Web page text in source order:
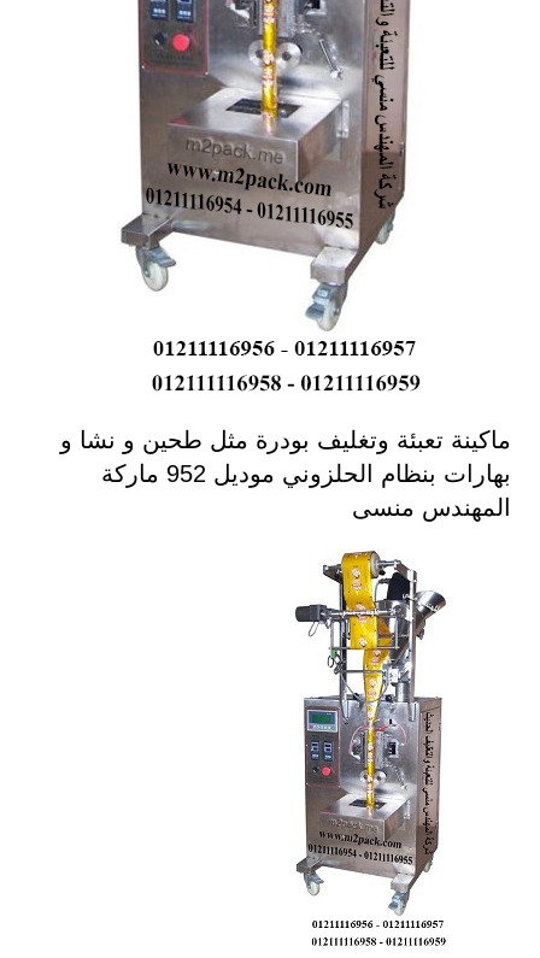
ماكينة تعبئة وتغليف بودرة مثل طحين و نشا و
بهارات بنظام الحلزوني موديل 952 ماركة
المهندس منسى